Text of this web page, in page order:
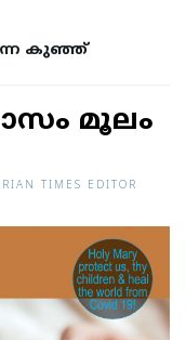
കുഞ്ഞ്
മൂലം
TIMES EDITOR